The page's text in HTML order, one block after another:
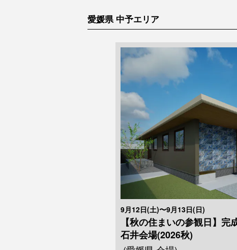
愛媛県 中予エリア
9月12日(土)〜9月13日(日)
【秋の住まいの参観日】
石井会場(2026秋)